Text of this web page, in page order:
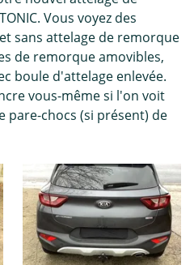
Vous voyez des
sans attelage de remorque
de remorque amovibles,
boule d'attelage enlevée.
vous-même si l'on voit
pare-chocs (si présent) de